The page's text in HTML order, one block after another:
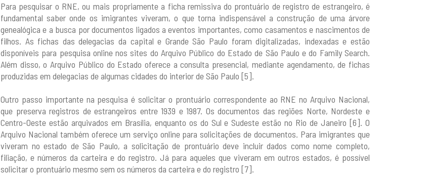
Para pesquisar o RNE, ou mais propriamente a ficha remissiva do prontuário de registro de estrangeiro, é
fundamental saber onde os imigrantes viveram, o que torna indispensável a construção de uma árvore
genealógica e a busca por documentos ligados a eventos importantes, como casamentos e nascimentos de
filhos. As fichas das delegacias da capital e Grande São Paulo foram digitalizadas, indexadas e estão
disponíveis para pesquisa online nos sites do Arquivo Público do Estado de São Paulo e do Family Search.
Além disso, o Arquivo Público do Estado oferece a consulta presencial, mediante agendamento, de fichas
produzidas em delegacias de algumas cidades do interior de São Paulo [5].
Outro passo importante na pesquisa é solicitar o prontuário correspondente ao RNE no Arquivo Nacional,
que preserva registros de estrangeiros entre 1939 e 1987. Os documentos das regiões Norte, Nordeste e
Centro-Oeste estão arquivados em Brasília, enquanto os do Sul e Sudeste estão no Rio de Janeiro [6]. O
Arquivo Nacional também oferece um serviço online para solicitações de documentos. Para imigrantes que
viveram no estado de São Paulo, a solicitação de prontuário deve incluir dados como nome completo,
filiação, e números da carteira e do registro. Já para aqueles que viveram em outros estados, é possível
solicitar o prontuário mesmo sem os números da carteira e do registro [7].